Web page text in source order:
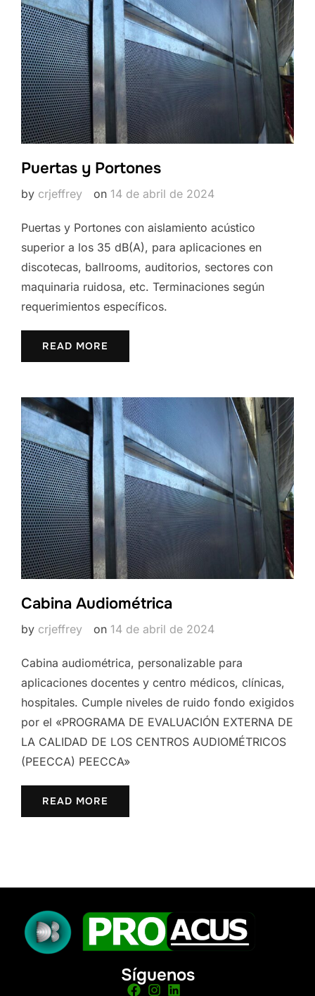
Puertas y Portones
by crjeffrey on 14 de abril de 2024
Puertas y Portones con aislamiento acústico
superior a los 35 dB(A), para aplicaciones en
discotecas, ballrooms, auditorios, sectores con
maquinaria ruidosa, etc. Terminaciones según
requerimientos específicos.
READ MORE
Cabina Audiométrica
by crjeffrey on 14 de abril de 2024
Cabina audiométrica, personalizable para
aplicaciones docentes y centro médicos, clínicas,
hospitales. Cumple niveles de ruido fondo exigidos
por el «PROGRAMA DE EVALUACIÓN EXTERNA DE
LA CALIDAD DE LOS CENTROS AUDIOMÉTRICOS
(PEECCA) PEECCA»
READ MORE
Síguenos